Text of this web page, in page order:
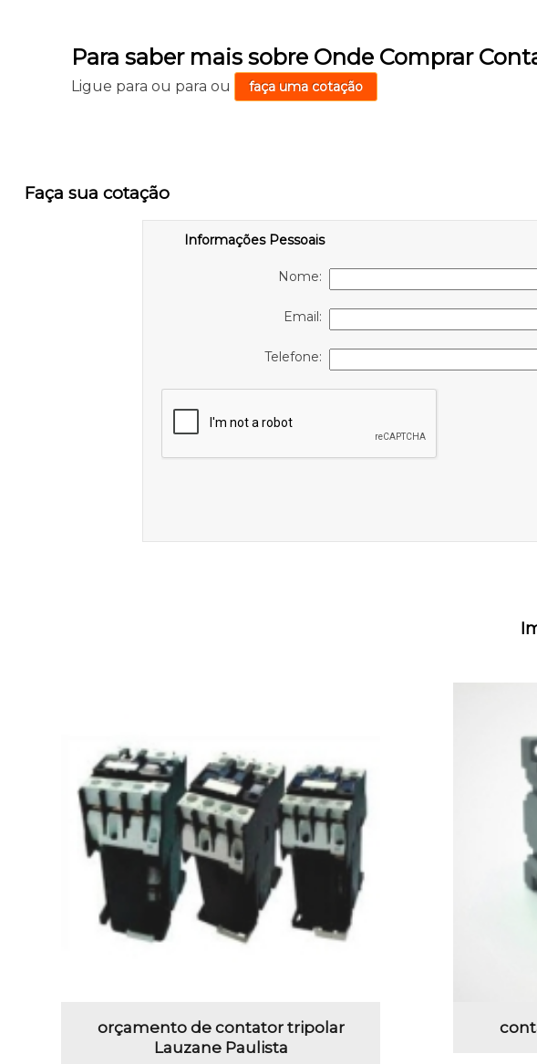
Para saber mais sobre Onde Comprar
Ligue paraou paraou faça uma cotação
Faça sua cotação
Informações Pessoais
Nome:
Email:
Telefone:
orçamento de contator tripolar
Lauzane Paulista